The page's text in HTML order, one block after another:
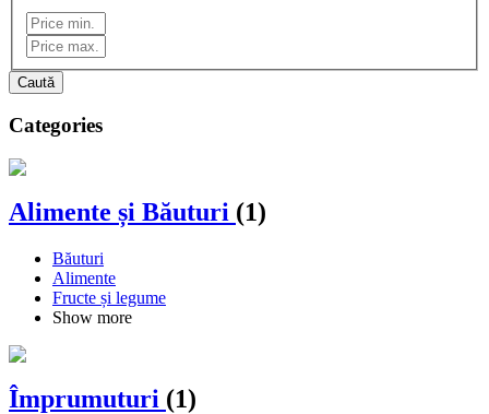
Caută
Categories
Alimente și Băuturi (1)
Băuturi
Alimente
Fructe și legume
Show more
Împrumuturi (1)